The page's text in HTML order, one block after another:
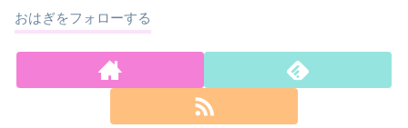
おはぎをフォローする